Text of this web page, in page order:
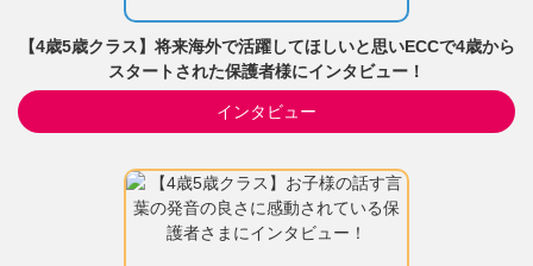
【4歳5歳クラス】将来海外で活躍してほしいと思いECCで4歳から
スタートされた保護者様にインタビュー！
インタビュー